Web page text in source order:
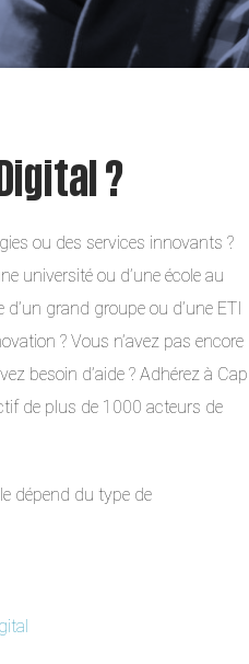
?
ou des services innovants ?
université ou d’une école au
grand groupe ou d’une ETI
? Vous n’avez pas encore
besoin d’aide ? Adhérez à Cap
de plus de 1000 acteurs de
dépend du type de